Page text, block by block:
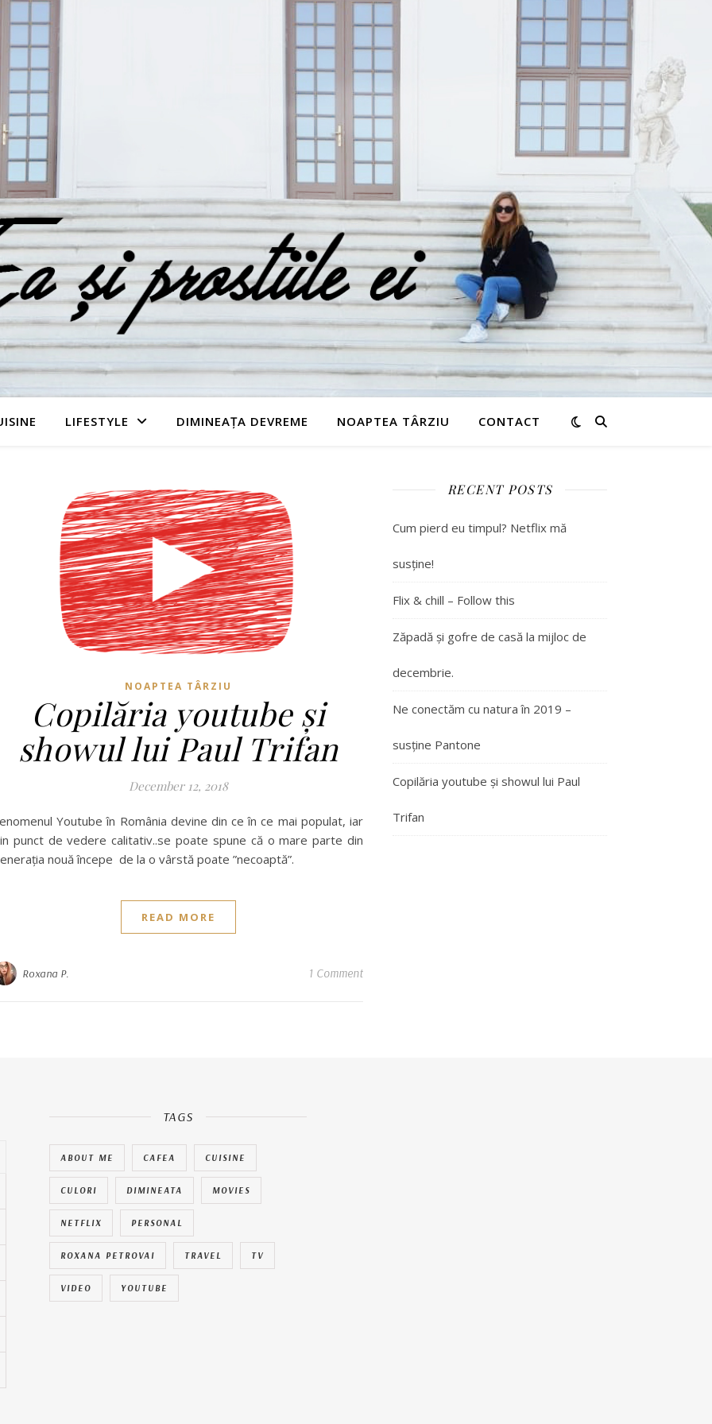
LIFESTYLE DIMINEAȚA DEVREME NOAPTEA TÂRZIU CONTACT
NOAPTEA TÂRZIU
Copilăria youtube și
showul lui Paul Trifan
December 12, 2018
Youtube în România devine din ce în ce mai populat, iar
punct de vedere calitativ..se poate spune că o mare parte din
nouă începe de la o vârstă poate ”necoaptă”.
READ MORE
Roxana P. 1 Comment
RECENT POSTS
Cum pierd eu timpul? Netflix mă
susține!
Flix & chill – Follow this
Zăpadă și gofre de casă la mijloc de
decembrie.
Ne conectăm cu natura în 2019 –
susține Pantone
Copilăria youtube și showul lui Paul
Trifan
TAGS
ABOUT ME CAFEA CUISINE
CULORI DIMINEATA MOVIES
NETFLIX PERSONAL
ROXANA PETROVAI TRAVEL TV
VIDEO YOUTUBE